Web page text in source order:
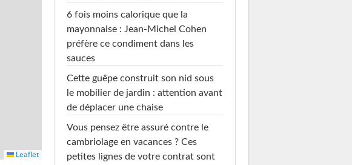
Leaflet
6 fois moins calorique que la
mayonnaise : Jean-Michel Cohen
préfère ce condiment dans les
sauces
Cette guêpe construit son nid sous
le mobilier de jardin : attention avant
de déplacer une chaise
Vous pensez être assuré contre le
cambriolage en vacances ? Ces
petites lignes de votre contrat sont